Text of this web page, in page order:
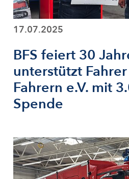
17.07.2025
BFS feiert 30
unterstützt
Fahrern e.V. mit
Spende